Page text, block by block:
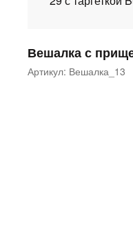
Артикул: Вешалка_13